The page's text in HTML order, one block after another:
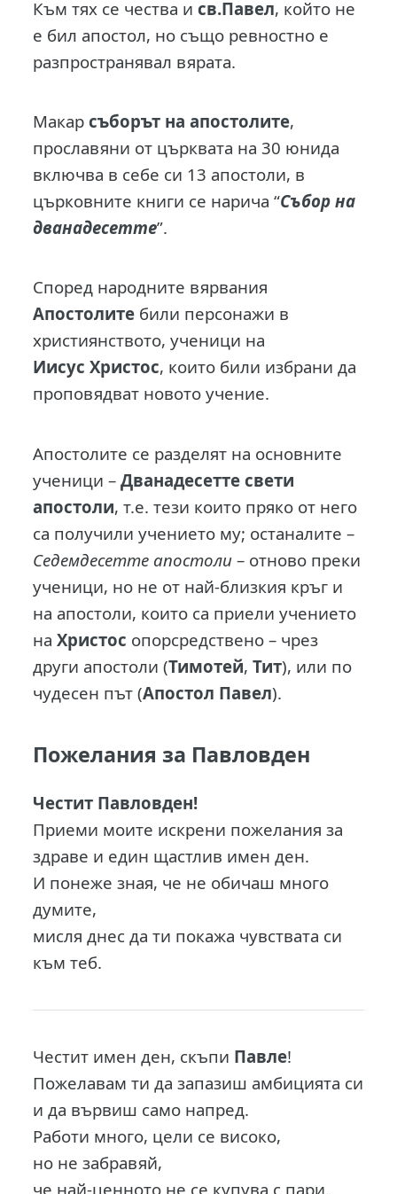
Към тях се чества исв.Павел, който не
е бил апостол, но също ревностно е
разпространявал вярата.
Макарсъборът на апостолите,
прославяни от църквата на 30 юнида
включва в себе си 13 апостоли, в
църковните книги се нарича “Събор на
дванадесетте”.
Според народните вярвания
Апостолите били персонажи в
християнството, ученици на
Иисус Христос, които били избрани да
проповядват новото учение.
Апостолите се разделят на основните
ученици –Дванадесетте свети
апостоли, т.е. тези които пряко от него
са получили учението му; останалите –
Седемдесетте апостоли – отново преки
ученици, но не от най-близкия кръг и
на апостоли, които са приели учението
наХристос опорсредствено – чрез
други апостоли (Тимотей,Тит), или по
чудесен път (Апостол Павел).
Пожелания за Павловден
Честит Павловден!
Приеми моите искрени пожелания за
здраве и един щастлив имен ден.
И понеже зная, че не обичаш много
думите,
мисля днес да ти покажа чувствата си
към теб.
Честит имен ден, скъпи Павле!
Пожелавам ти да запазиш амбицията си
и да вървиш само напред.
Работи много, цели се високо,
но не забравяй,
че най-ценното не се купува с пари.